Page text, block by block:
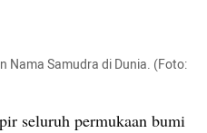
Nama Samudra di Dunia. (Foto:
seluruh permukaan bumi